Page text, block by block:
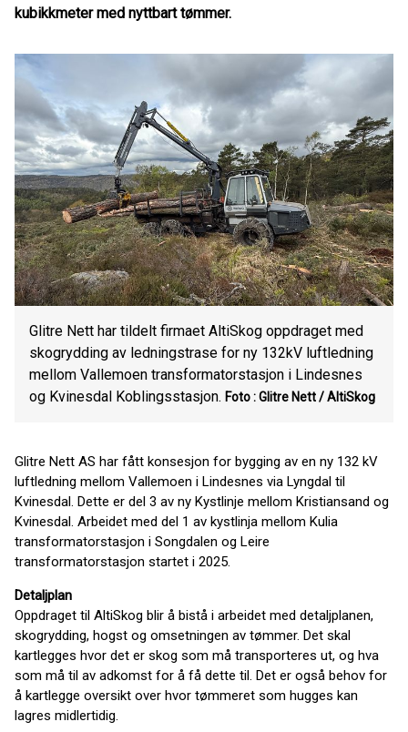
kubikkmeter med nyttbart tømmer.
Glitre Nett har tildelt firmaet AltiSkog oppdraget med
skogrydding av ledningstrase for ny 132kV luftledning
mellom Vallemoen transformatorstasjon i Lindesnes
og Kvinesdal Koblingsstasjon. Foto : Glitre Nett / AltiSkog
Glitre Nett AS har fått konsesjon for bygging av en ny 132 kV
luftledning mellom Vallemoen i Lindesnes via Lyngdal til
Kvinesdal. Dette er del 3 av ny Kystlinje mellom Kristiansand og
Kvinesdal. Arbeidet med del 1 av kystlinja mellom Kulia
transformatorstasjon i Songdalen og Leire
transformatorstasjon startet i 2025.
Detaljplan
Oppdraget til AltiSkog blir å bistå i arbeidet med detaljplanen,
skogrydding, hogst og omsetningen av tømmer. Det skal
kartlegges hvor det er skog som må transporteres ut, og hva
som må til av adkomst for å få dette til. Det er også behov for
å kartlegge oversikt over hvor tømmeret som hugges kan
lagres midlertidig.